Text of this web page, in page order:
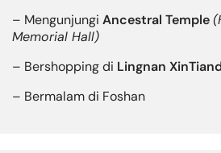
– Mengunjungi Ancestral Temple
Memorial Hall)
– Bershopping di Lingnan
– Bermalam di Foshan